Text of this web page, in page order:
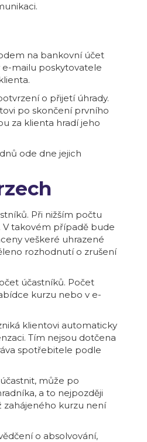
na bankovní účet
mailu poskytovatele
o přijetí úhrady.
po skončení prvního
za klienta hradí jeho
ode dne jejich
Při nižším počtu
V takovém případě bude
veškeré uhrazené
rozhodnutí o zrušení
účastníků. Počet
kurzu nebo v e-
klientovi automaticky
Tím nejsou dotčena
spotřebitele podle
může po
a to nejpozději
zahájeného kurzu není
o absolvování,